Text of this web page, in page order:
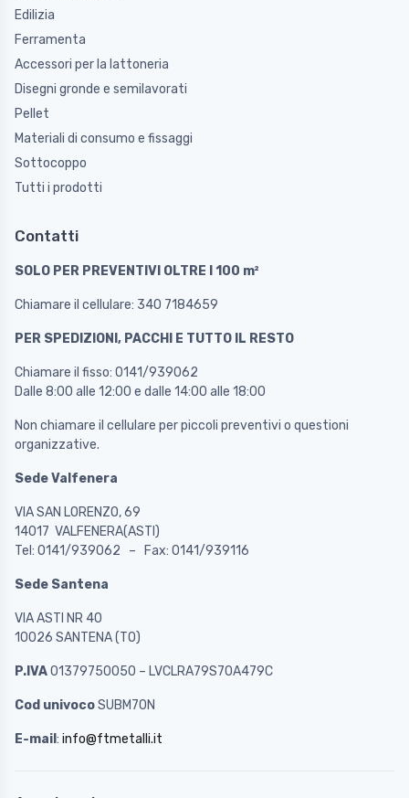
Edilizia
Ferramenta
Accessori per la lattoneria
Disegni gronde e semilavorati
Pellet
Materiali di consumo e fissaggi
Sottocoppo
Tutti i prodotti
Contatti
SOLO PER PREVENTIVI OLTRE I 100 m²
Chiamare il cellulare: 340 7184659
PER SPEDIZIONI, PACCHI E TUTTO IL RESTO
Chiamare il fisso: 0141/939062
Dalle 8:00 alle 12:00 e dalle 14:00 alle 18:00
Non chiamare il cellulare per piccoli preventivi o questioni
organizzative.
Sede Valfenera
VIA SAN LORENZO, 69
14017 VALFENERA(ASTI)
Tel: 0141/939062 – Fax: 0141/939116
Sede Santena
VIA ASTI NR 40
10026 SANTENA (TO)
P.IVA01379750050 – LVCLRA79S70A479C
Cod univocoSUBM70N
E-mail : info@ftmetalli.it